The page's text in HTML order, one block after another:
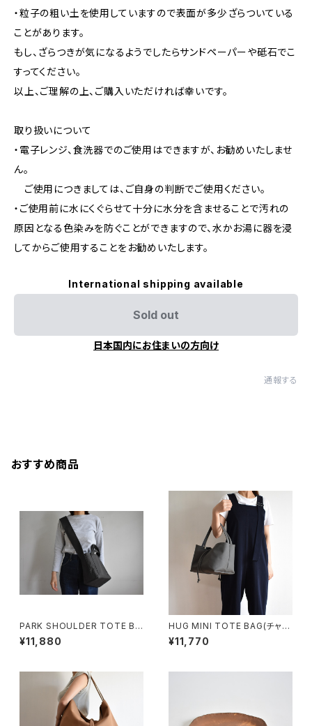
・粒子の粗い土を使用していますので表面が多少ざらついている
ことがあります。
もし、ざらつきが気になるようでしたらサンドペーパーや砥石でこ
すってください。
以上、ご理解の上、ご購入いただければ幸いです。
取り扱いについて
・電子レンジ、食洗器でのご使用はできますが、お勧めいたしませ
ん。
ご使用につきましては、ご自身の判断でご使用ください。
・ご使用前に水にくぐらせて十分に水分を含ませることで汚れの
原因となる色染みを防ぐことができますので、水かお湯に器を浸
してからご使用することをお勧めいたします。
International shipping available
Sold out
日本国内にお住まいの方向け
通報する
おすすめ商品
PARK SHOULDER TOTE BA
G (チャコール/グレー)
¥11,880
HUG MINI TOTE BAG(チャコ
ール/グレー)
¥11,770